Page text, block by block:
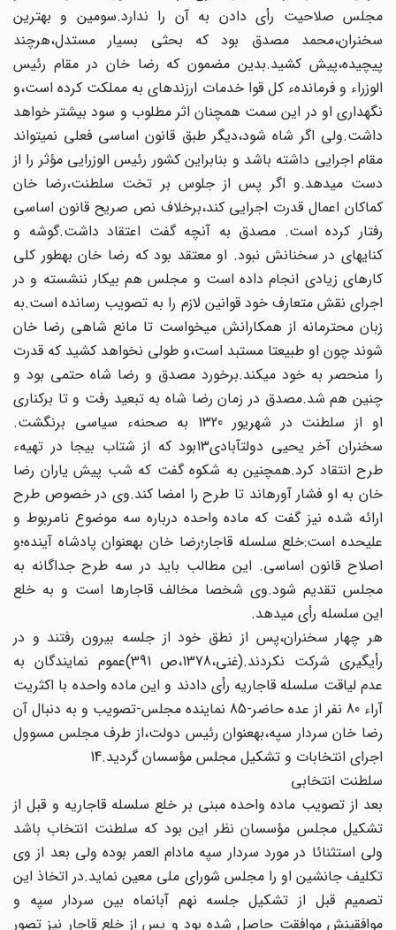
مجلس صلاحیت رأی دادن‏ به آن را ندارد.سومین و بهترین
سخنران،محمد مصدق بود که بحثی‏ بسیار مستدل،هرچند
پیچیده،پیش کشید.بدین مضمون که رضا خان‏ در مقام رئیس
الوزراء و فرماندهء کل قوا خدمات ارزنده‏ای به مملکت کرده‏ است،و
نگهداری او در این سمت همچنان اثر مطلوب و سود بیشتر خواهد
داشت.ولی اگر شاه شود،دیگر طبق قانون اساسی فعلی نمی‏تواند
مقام اجرایی داشته باشد و بنابراین کشور رئیس الوزرایی مؤثر را از
دست‏ می‏دهد.و اگر پس از جلوس بر تخت سلطنت،رضا خان
کماکان اعمال‏ قدرت اجرایی کند،برخلاف نص صریح قانون اساسی
رفتار کرده است. مصدق به آنچه گفت اعتقاد داشت.گوشه و
کنایه‏ای در سخنانش نبود. او معتقد بود که رضا خان به‏طور کلی
کارهای زیادی انجام داده است و مجلس هم بیکار ننشسته و در
اجرای نقش متعارف خود قوانین لازم را به تصویب رسانده است.به
زبان محترمانه از همکارانش می‏خواست تا مانع شاهی رضا خان
شوند چون او طبیعتا مستبد است،و طولی نخواهد کشید که قدرت
را منحصر به خود می‏کند.برخورد مصدق و رضا شاه‏ حتمی بود و
چنین هم شد.مصدق در زمان رضا شاه به تبعید رفت و تا برکناری
او از سلطنت در شهریور 1320 به صحنهء سیاسی برنگشت.
سخنران آخر یحیی دولت‏آبادی‏13بود که از شتاب بیجا در تهیهء
طرح‏ انتقاد کرد.همچنین به شکوه گفت که شب پیش یاران رضا
خان به او فشار آوره‏اند تا طرح را امضا کند.وی در خصوص طرح
ارائه شده نیز گفت که ماده واحده درباره سه موضوع نامربوط و
علیحده است:خلع‏ سلسله قاجار؛رضا خان به‏عنوان پادشاه آینده؛و
اصلاح قانون اساسی. این مطالب باید در سه طرح جداگانه به
مجلس تقدیم شود.وی شخصا مخالف قاجارها است و به خلع
این سلسله رأی می‏دهد.
هر چهار سخنران،پس از نطق خود از جلسه بیرون رفتند و در
رأی‏گیری شرکت نکردند.(غنی،1378،ص 391)عموم نمایندگان به‏
عدم لیاقت سلسله قاجاریه رأی دادند و این ماده واحده با اکثریت
آراء 80 نفر از عده حاضر-85 نماینده مجلس-تصویب و به دنبال آن
رضا خان سردار سپه،به‏عنوان رئیس دولت،از طرف مجلس مسوول
اجرای‏ انتخابات و تشکیل مجلس مؤسسان گردید.14
سلطنت انتخابی
بعد از تصویب ماده واحده مبنی بر خلع سلسله قاجاریه و قبل از
تشکیل مجلس مؤسسان نظر این بود که سلطنت انتخاب باشد
ولی‏ استثنائا در مورد سردار سپه مادام العمر بوده ولی بعد از وی
تکلیف‏ جانشین او را مجلس شورای ملی معین نماید.در اتخاذ این
تصمیم قبل‏ از تشکیل جلسه نهم آبان‏ماه بین سردار سپه و
موافقینش موافقت حاصل‏ شده بود و پس از خلع قاجار نیز تصور